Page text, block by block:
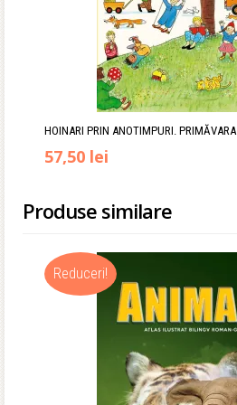
HOINARI PRIN ANOTIMPURI. PRIMĂVARA
Prețul
a
fost:
64,00 lei.
57,50 lei
este:
57,50 lei.
Produse similare
Reduceri!